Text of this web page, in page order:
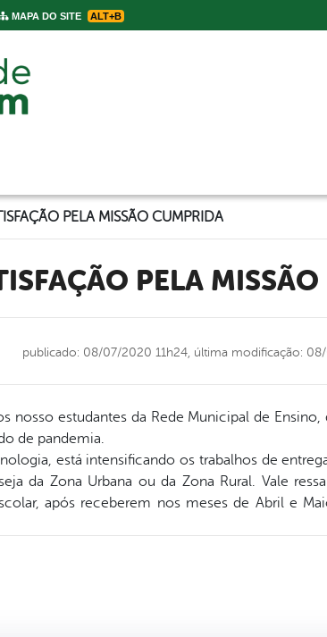
MAPA DO SITE ALT+B
PELA MISSÃO CUMPRIDA
PELA
publicado: 08/07/2020 11h24, última modificação:
nosso estudantes da Rede Municipal de
de pandemia.
está intensificando os trabalhos de
da Zona Urbana ou da Zona Rural. Vale
após receberem nos meses de Abril e